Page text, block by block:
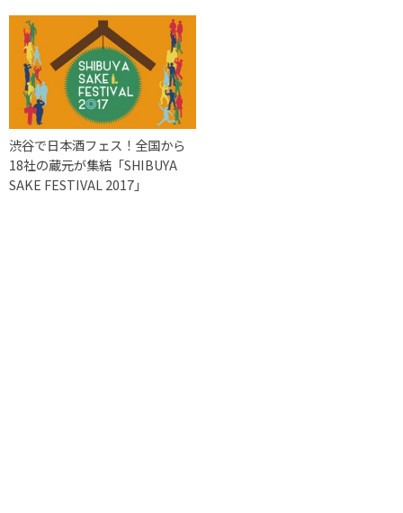
渋谷で日本酒フェス！全国から
18社の蔵元が集結「SHIBUYA
SAKE FESTIVAL 2017」